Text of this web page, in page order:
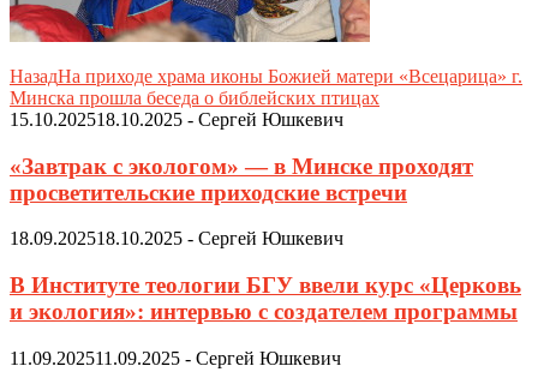
НазадНа приходе храма иконы Божией матери «Всецарица» г.
Минска прошла беседа о библейских птицах
15.10.202518.10.2025 - Сергей Юшкевич
«Завтрак с экологом» — в Минске проходят
просветительские приходские встречи
18.09.202518.10.2025 - Сергей Юшкевич
В Институте теологии БГУ ввели курс «Церковь
и экология»: интервью с создателем программы
11.09.202511.09.2025 - Сергей Юшкевич